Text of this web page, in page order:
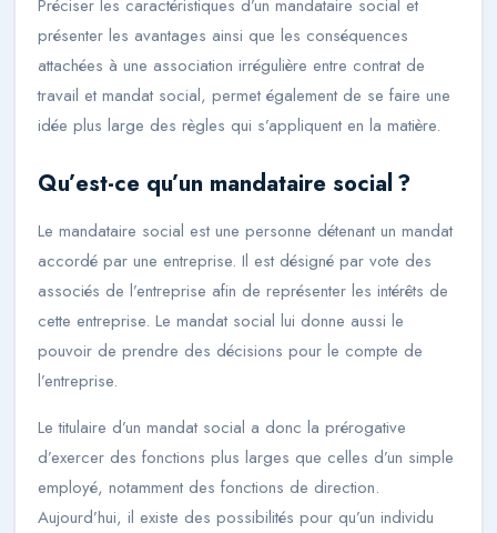
Préciser les caractéristiques d’un mandataire social et
présenter les avantages ainsi que les conséquences
attachées à une association irrégulière entre contrat de
travail et mandat social, permet également de se faire une
idée plus large des règles qui s’appliquent en la matière.
Qu’est-ce qu’un mandataire social ?
Le mandataire social est une personne détenant un mandat
accordé par une entreprise. Il est désigné par vote des
associés de l’entreprise afin de représenter les intérêts de
cette entreprise. Le mandat social lui donne aussi le
pouvoir de prendre des décisions pour le compte de
l’entreprise.
Le titulaire d’un mandat social a donc la prérogative
d’exercer des fonctions plus larges que celles d’un simple
employé, notamment des fonctions de direction.
Aujourd’hui, il existe des possibilités pour qu’un individu